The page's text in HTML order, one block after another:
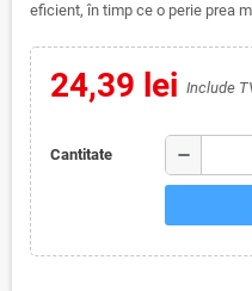
eficient, în timp ce o perie prea
24,39 lei Include
Cantitate remove